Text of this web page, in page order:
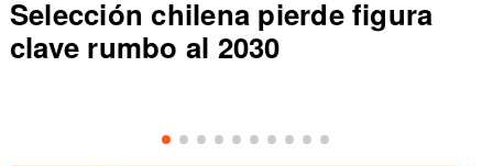
Selección chilena pierde figura
clave rumbo al 2030